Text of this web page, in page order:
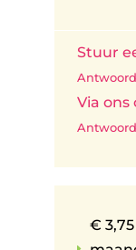
Stuur
Via
€